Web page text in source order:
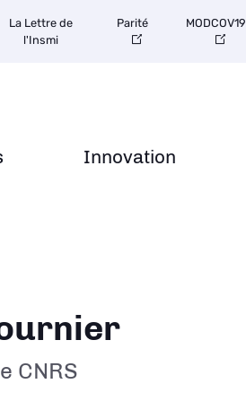
Innovation
La Lettre de
l'Insmi
Parité MODCOV19
CNRS